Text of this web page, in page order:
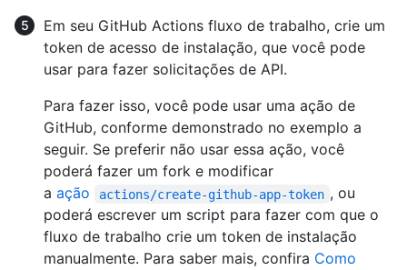
Em seu GitHub Actions fluxo de trabalho, crie um
token de acesso de instalação, que você pode
usar para fazer solicitações de API.
Para fazer isso, você pode usar uma ação de
GitHub, conforme demonstrado no exemplo a
seguir. Se preferir não usar essa ação, você
poderá fazer um fork e modificar
a ação actions/create-github-app-token , ou
poderá escrever um script para fazer com que o
fluxo de trabalho crie um token de instalação
manualmente. Para saber mais, confira Como